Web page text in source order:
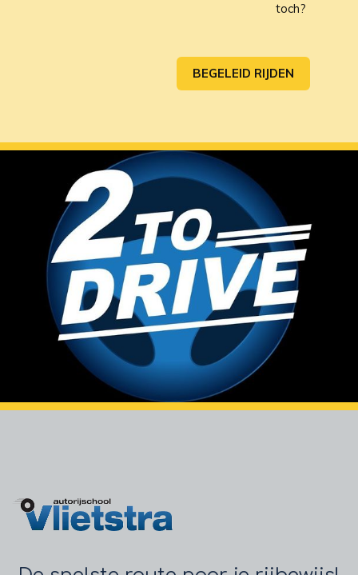
toch?
BEGELEID RIJDEN